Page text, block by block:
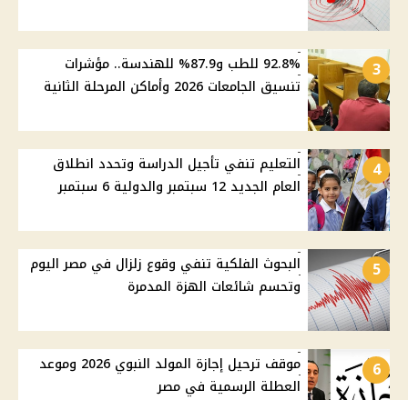
3
92.8% للطب و87.9% للهندسة.. مؤشرات
تنسيق الجامعات 2026 وأماكن المرحلة الثانية
4
التعليم تنفي تأجيل الدراسة وتحدد انطلاق
العام الجديد 12 سبتمبر والدولية 6 سبتمبر
5
البحوث الفلكية تنفي وقوع زلزال في مصر اليوم
وتحسم شائعات الهزة المدمرة
6
موقف ترحيل إجازة المولد النبوي 2026 وموعد
العطلة الرسمية في مصر